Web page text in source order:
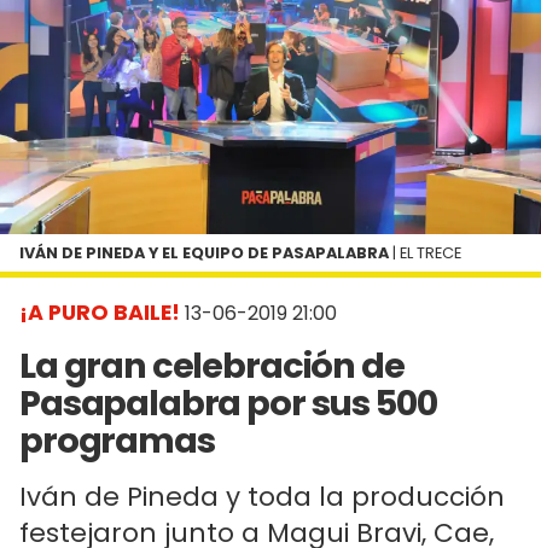
¡A PURO BAILE! 13-06-2019 21:00
La gran celebración de
Pasapalabra por sus 500
programas
Iván de Pineda y toda la producción
festejaron junto a Magui Bravi, Cae,
IVÁN DE PINEDA Y EL EQUIPO DE PASAPALABRA | EL TRECE